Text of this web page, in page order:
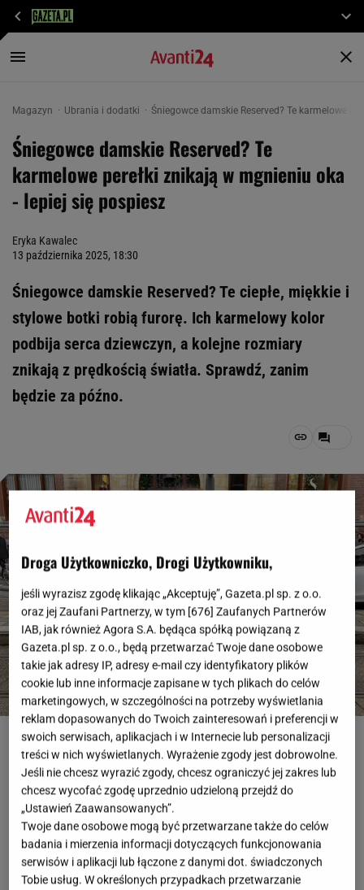
Magazyn Ubrania i dodatki Śniegowce damskie Reserved? Te karmelowe
Śniegowce damskie Reserved? Te
karmelowe perełki znikają w mgnieniu oka
- lepiej się pospiesz
Eryka Kawalec
13 października 2025, 18:30
Śniegowce damskie Reserved? Te ciepłe, miękkie i
stylowe botki robią furorę. Ich karmelowy kolor
podbija serca dziewczyn, a kolejne rozmiary
znikają z prędkością światła. Sprawdź, zanim
będzie za późno.
Fot. Instagram / @sophiekremer
OTWÓRZ GALERIĘ (3)
Te zimowe dni aż proszą się o coś miękkiego,
ciepłego i stylowego. A jeśli dodamy do tego
karmelowy kolor, który pasuje absolutnie do
wszystkiego - od dżinsów po oversize'owypłaszcz
Droga Użytkowniczko, Drogi Użytkowniku,
jeśli wyrazisz zgodę klikając „Akceptuję”, Gazeta.pl sp. z o.o.
oraz jej Zaufani Partnerzy, w tym [676] Zaufanych Partnerów
IAB, jak również Agora S.A. będąca spółką powiązaną z
Gazeta.pl sp. z o.o., będą przetwarzać Twoje dane osobowe
takie jak adresy IP, adresy e-mail czy identyfikatory plików
cookie lub inne informacje zapisane w tych plikach do celów
marketingowych, w szczególności na potrzeby wyświetlania
reklam dopasowanych do Twoich zainteresowań i preferencji w
swoich serwisach, aplikacjach i w Internecie lub personalizacji
treści w nich wyświetlanych. Wyrażenie zgody jest dobrowolne.
Jeśli nie chcesz wyrazić zgody, chcesz ograniczyć jej zakres lub
chcesz wycofać zgodę uprzednio udzieloną przejdź do
„Ustawień Zaawansowanych”.
Twoje dane osobowe mogą być przetwarzane także do celów
badania i mierzenia informacji dotyczących funkcjonowania
serwisów i aplikacji lub łączone z danymi dot. świadczonych
Tobie usług. W określonych przypadkach przetwarzanie